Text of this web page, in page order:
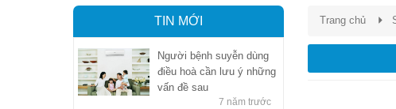
Trang chủ
TIN MỚI
Người bệnh suyễn dùng
điều hoà cần lưu ý những
vấn đề sau
7 năm trước